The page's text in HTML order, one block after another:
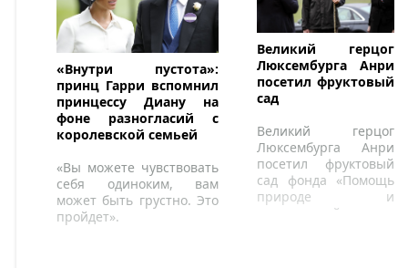
«Внутри пустота»:
принц Гарри вспомнил
принцессу Диану на
фоне разногласий с
королевской семьей
«Вы можете чувствовать
себя одиноким, вам
может быть грустно. Это
пройдет».
Великий герцог
Люксембурга Анри
посетил фруктовый
сад
Великий герцог
Люксембурга Анри
посетил фруктовый
сад фонда «Помощь
природе и
окружающей среде»,